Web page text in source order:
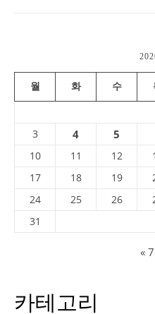
월 화 수
3 4 5
10
11 12
17
18 19
24
25 26
31
«
카테고리